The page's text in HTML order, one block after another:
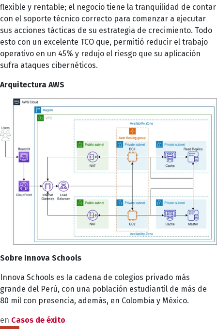
flexible y rentable; el negocio tiene la tranquilidad de contar
con el soporte técnico correcto para comenzar a ejecutar
sus acciones tácticas de su estrategia de crecimiento. Todo
esto con un excelente TCO que, permitió reducir el trabajo
operativo en un 45% y redujo el riesgo que su aplicación
sufra ataques cibernéticos.
Arquitectura AWS
Sobre Innova Schools
Innova Schools es la cadena de colegios privado más
grande del Perú, con una población estudiantil de más de
80 mil con presencia, además, en Colombia y México.
en Casos de éxito